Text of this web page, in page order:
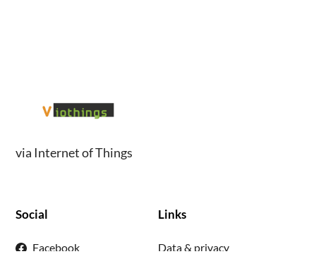
via Internet of Things
Social
Facebook
Links
Data & privacy